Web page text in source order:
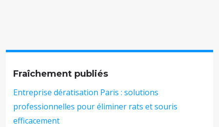
Fraîchement publiés
Entreprise dératisation Paris : solutions
professionnelles pour éliminer rats et souris
efficacement